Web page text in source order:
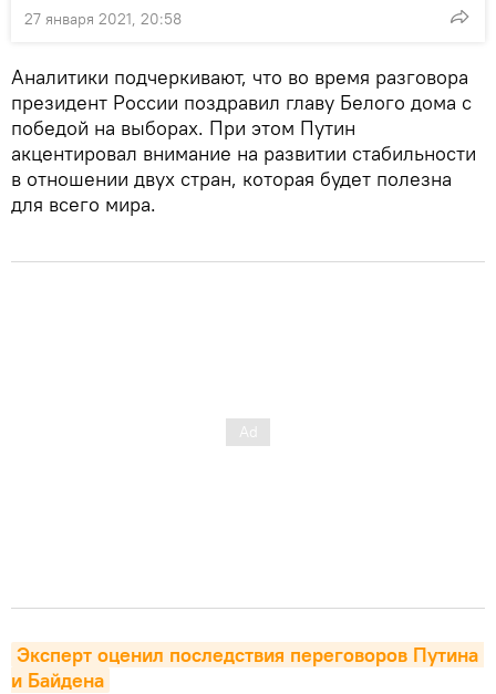
27 января 2021, 20:58
Аналитики подчеркивают, что во время разговора
президент России поздравил главу Белого дома с
победой на выборах. При этом Путин
акцентировал внимание на развитии стабильности
в отношении двух стран, которая будет полезна
для всего мира.
Эксперт оценил последствия переговоров Путина
и Байдена